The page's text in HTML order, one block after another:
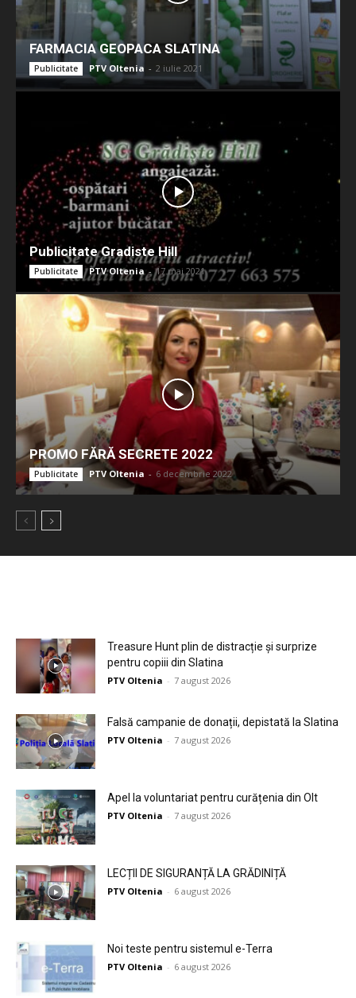
FARMACIA GEOPACA SLATINA
Publicitate PTV Oltenia - 2 iulie 2021
Publicitate Gradiste Hill
Publicitate PTV Oltenia - 17 mai 2021
PROMO FĂRĂ SECRETE 2022
Publicitate PTV Oltenia - 6 decembrie 2022
Treasure Hunt plin de distracție și surprize
pentru copiii din Slatina
PTV Oltenia - 7 august 2026
Falsă campanie de donații, depistată la Slatina
PTV Oltenia - 7 august 2026
Apel la voluntariat pentru curățenia din Olt
PTV Oltenia - 7 august 2026
LECȚII DE SIGURANȚĂ LA GRĂDINIȚĂ
PTV Oltenia - 6 august 2026
Noi teste pentru sistemul e-Terra
PTV Oltenia - 6 august 2026